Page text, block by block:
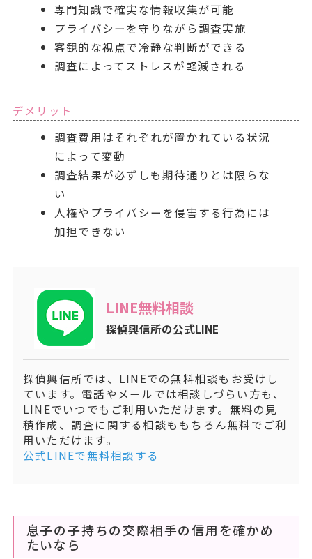
専門知識で確実な情報収集が可能
プライバシーを守りながら調査実施
客観的な視点で冷静な判断ができる
調査によってストレスが軽減される
デメリット
調査費用はそれぞれが置かれている状況
によって変動
調査結果が必ずしも期待通りとは限らな
い
人権やプライバシーを侵害する行為には
加担できない
LINE無料相談
探偵興信所の公式LINE
探偵興信所では、LINEでの無料相談もお受けし
ています。電話やメールでは相談しづらい方も、
LINEでいつでもご利用いただけます。無料の見
積作成、調査に関する相談ももちろん無料でご利
用いただけます。
公式LINEで無料相談する
息子の子持ちの交際相手の信用を確かめ
たいなら